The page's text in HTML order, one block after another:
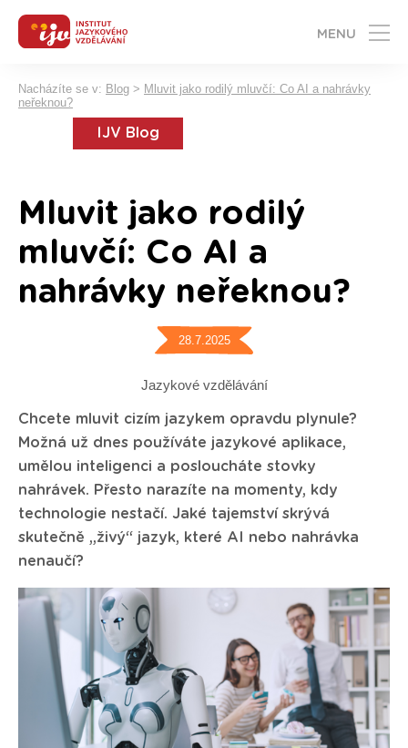
MENU
Nacházíte se v: Blog > Mluvit jako rodilý mluvčí: Co AI a nahrávky
neřeknou?
IJV Blog
Mluvit jako rodilý
mluvčí: Co AI a
nahrávky neřeknou?
28.7.2025
Jazykové vzdělávání
Chcete mluvit cizím jazykem opravdu plynule?
Možná už dnes používáte jazykové aplikace,
umělou inteligenci a posloucháte stovky
nahrávek. Přesto narazíte na momenty, kdy
technologie nestačí. Jaké tajemství skrývá
skutečně „živý“ jazyk, které AI nebo nahrávka
nenaučí?